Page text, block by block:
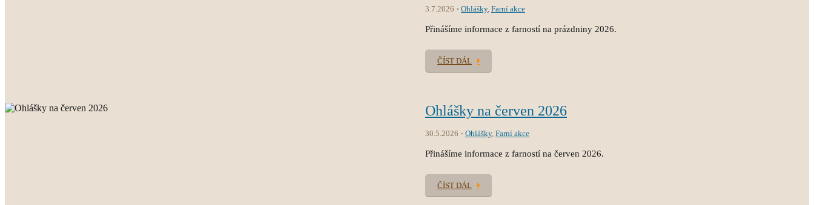
3.7.2026 Ohlášky, Farní akce
Přinášíme informace z farností na prázdniny 2026.
ČÍST DÁL
Ohlášky na červen 2026
30.5.2026 Ohlášky, Farní akce
Přinášíme informace z farností na červen 2026.
ČÍST DÁL